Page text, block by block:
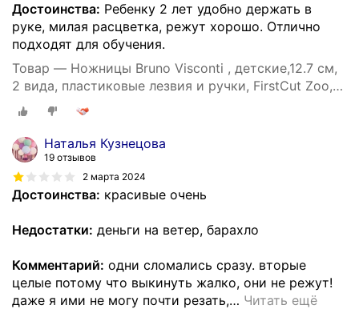
Достоинства: Ребенку 2 лет удобно держать в
руке, милая расцветка, режут хорошо. Отлично
подходят для обучения.
Товар — Ножницы Bruno Visconti , детские,12.7 см,
2 вида, пластиковые лезвия и ручки, FirstCut Zoo,
Арт. 60-0057. Цена за 1 шт.
Наталья Кузнецова
19 отзывов
2 марта 2024
Достоинства: красивые очень
Недостатки: деньги на ветер, барахло
Комментарий: одни сломались сразу. вторые
целые потому что выкинуть жалко, они не режут!
даже я ими не могу почти резать,… Читать ещё